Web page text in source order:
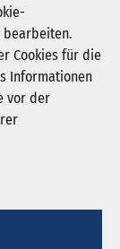
bearbeiten.
Cookies für die
Informationen
vor der